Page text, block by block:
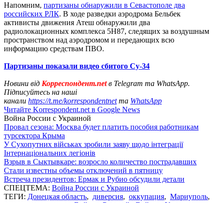
Напомним, партизаны обнаружили в Севастополе два
российских РЛК. В ходе разведки аэродрома Бельбек
активисты движения Атеш обнаружили два
радиолокационных комплекса 5Н87, следящих за воздушным
пространством над аэродромом и передающих всю
информацию средствам ПВО.
Партизаны показали видео сбитого Су-34
Новини від Корреспондент.netв Telegram та WhatsApp.
Підписуйтесь на наші
канали https://t.me/korrespondentnetта WhatsApp
Читайте Korrespondent.net в Google News
Война России с Украиной
Провал сезона: Москва будет платить пособия работникам
турсектора Крыма
У Сухопутних військах зробили заяву щодо інтеграції
Інтернаціональних легіонів
Взрыв в Сыктывкаре: возросло количество пострадавших
Стали известны объемы отключений в пятницу
Встреча президентов: Ермак и Рубио обсудили детали
СПЕЦТЕМА: Война России с Украиной
ТЕГИ: Донецкая область, диверсия, оккупация, Мариуполь,